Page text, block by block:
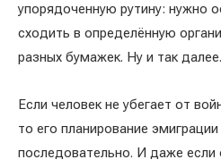
упорядоченную рутину: нужно
сходить в определённую
разных бумажек. Ну и так далее.
Если человек не убегает от
то его планирование
последовательно. И даже